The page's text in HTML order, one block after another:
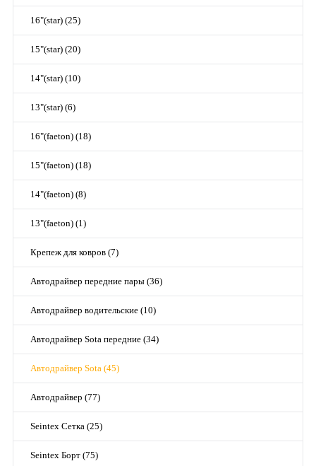
16"(star) (25)
15"(star) (20)
14"(star) (10)
13"(star) (6)
16"(faeton) (18)
15"(faeton) (18)
14"(faeton) (8)
13"(faeton) (1)
Крепеж для ковров (7)
Автодрайвер передние пары (36)
Автодрайвер водительские (10)
Автодрайвер Sota передние (34)
Автодрайвер Sota (45)
Автодрайвер (77)
Seintex Сетка (25)
Seintex Борт (75)